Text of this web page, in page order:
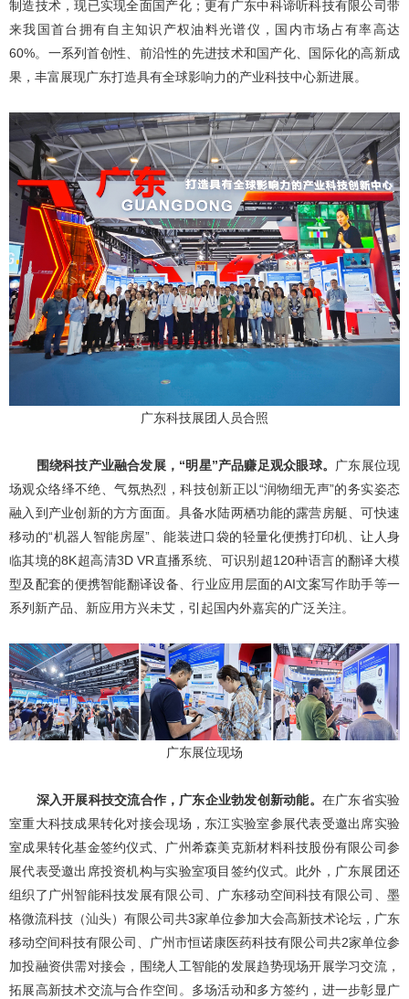
制造技术，现已实现全面国产化；更有广东中科谛听科技有限公司带
来我国首台拥有自主知识产权油料光谱仪，国内市场占有率高达
60%。一系列首创性、前沿性的先进技术和国产化、国际化的高新成
果，丰富展现广东打造具有全球影响力的产业科技中心新进展。
广东科技展团人员合照
围绕科技产业融合发展，“明星”产品赚足观众眼球。
广东展位现
场观众络绎不绝、气氛热烈，科技创新正以“润物细无声”的务实姿态
融入到产业创新的方方面面。具备水陆两栖功能的露营房艇、可快速
移动的“机器人智能房屋”、能装进口袋的轻量化便携打印机、让人身
临其境的8K超高清3D VR直播系统、可识别超120种语言的翻译大模
型及配套的便携智能翻译设备、行业应用层面的AI文案写作助手等一
系列新产品、新应用方兴未艾，引起国内外嘉宾的广泛关注。
广东展位现场
深入开展科技交流合作，广东企业勃发创新动能。 在广东省实验
室重大科技成果转化对接会现场，东江实验室参展代表受邀出席实验
室成果转化基金签约仪式、广州希森美克新材料科技股份有限公司参
展代表受邀出席投资机构与实验室项目签约仪式。此外，广东展团还
组织了广州智能科技发展有限公司、广东移动空间科技有限公司、墨
格微流科技（汕头）有限公司共3家单位参加大会高新技术论坛，广东
移动空间科技有限公司、广州市恒诺康医药科技有限公司共2家单位参
加投融资供需对接会，围绕人工智能的发展趋势现场开展学习交流，
拓展高新技术交流与合作空间。多场活动和多方签约，进一步彰显广